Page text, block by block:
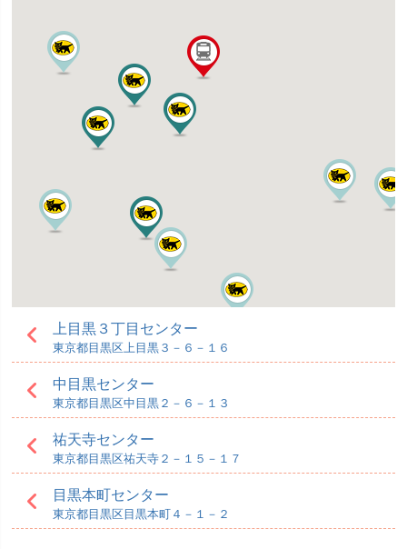
上目黒３丁目センター
東京都目黒区上目黒３－６－１６
中目黒センター
東京都目黒区中目黒２－６－１３
祐天寺センター
東京都目黒区祐天寺２－１５－１７
目黒本町センター
東京都目黒区目黒本町４－１－２